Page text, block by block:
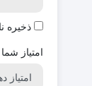
ذخیره
امتیاز شما